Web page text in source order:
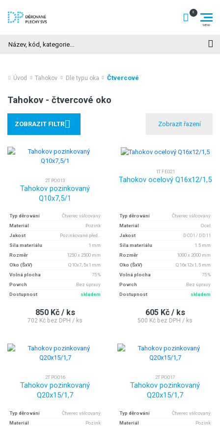
Úvod Tahokov Dle typu oka Čtvercové
Tahokov - čtvercové oko
ZOBRAZIT FILTR
2T PO013
Tahokov pozinkovaný
Q10x7,5/1
Typ děrování
Čtverec válcovaný
Materiál
Pozink
Jakost
Pozinkované před..
Síla materiálu
1 mm
Rozměr
1250 x 2500 mm
Oko (ŠxV)
Q10x7, 5x1 mm
Volná plocha
75 %
Povrch
Bez úpravy
Dostupnost
skladem
850 Kč / ks
702 Kč bez DPH / ks
1T FE021
Tahokov ocelový Q16x12/1,5
Typ děrování
Čtverec válcovaný
Materiál
Ocel
Jakost
DC01 / DD11
Síla materiálu
1.5 mm
Rozměr
1000 x 2000 mm
Oko (ŠxV)
Q16x12x1, 5 mm
Volná plocha
75 %
Povrch
Bez úpravy
Dostupnost
skladem
605 Kč / ks
500 Kč bez DPH / ks
2T PO016
Tahokov pozinkovaný
Q20x15/1,7
Typ děrování
Čtverec válcovaný
Materiál
Pozink
2T PO017
Tahokov pozinkovaný
Q20x15/1,7
Typ děrování
Čtverec válcovaný
Materiál
Pozink